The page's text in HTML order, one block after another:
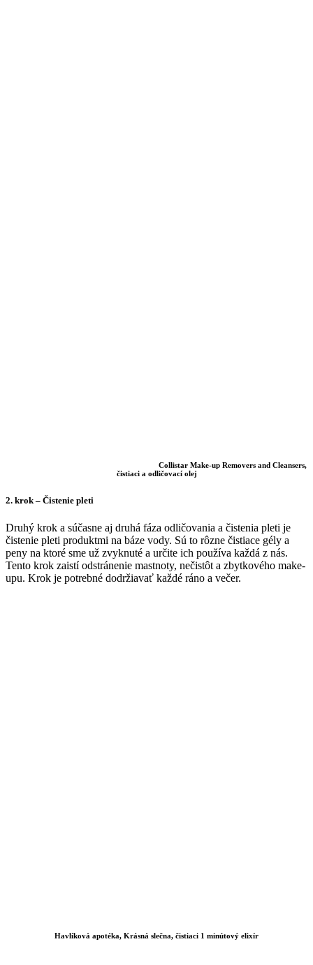
Collistar Make-up Removers and Cleansers,
čistiaci a odličovací olej
2. krok – Čistenie pleti
Druhý krok a súčasne aj druhá fáza odličovania a čistenia pleti je
čistenie pleti produktmi na báze vody. Sú to rôzne čistiace gély a
peny na ktoré sme už zvyknuté a určite ich používa každá z nás.
Tento krok zaistí odstránenie mastnoty, nečistôt a zbytkového make-
upu. Krok je potrebné dodržiavať každé ráno a večer.
Havlíková apotéka, Krásná slečna, čistiaci 1 minútový elixír